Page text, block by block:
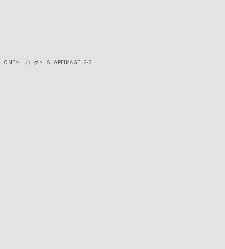
HOME ブログ SHAPEIMAGE_2-2